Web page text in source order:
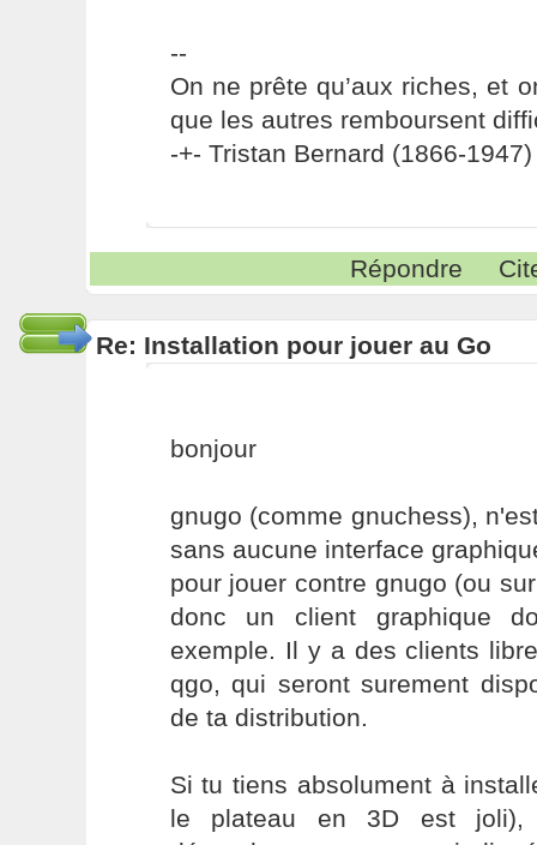
--
On ne prête qu’aux riches, et
que les autres remboursent
-+- Tristan Bernard (1866-1947)
Répondre
Re: Installation pour jouer au Go
bonjour
gnugo (comme gnuchess),
sans aucune interface
pour jouer contre gnugo (ou
donc un client graphique
exemple. Il y a des clients
qgo, qui seront surement
de ta distribution.
Si tu tiens absolument à
le plateau en 3D est